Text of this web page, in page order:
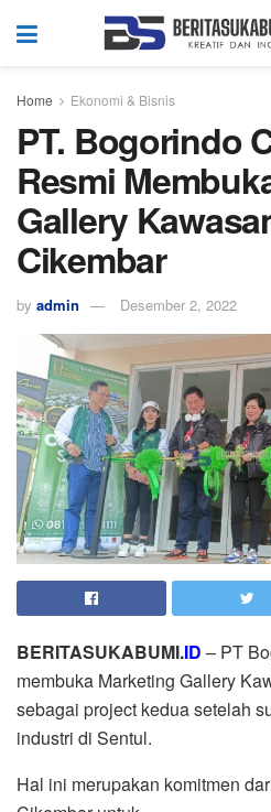
Home Ekonomi & Bisnis
PT. Bogorindo
Resmi
Gallery
Cikembar
by admin Desember 2, 2022
BERITASUKABUMI.ID – PT
membuka Marketing Gallery
sebagai project kedua setelah
industri di Sentul.
Hal ini merupakan komitmen